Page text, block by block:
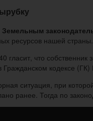
Земельным
ресурсов нашей
гласит, что
кодексе
ситуация, при
ранее. Тогда по